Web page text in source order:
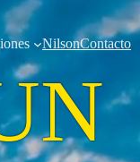
NilsonContacto